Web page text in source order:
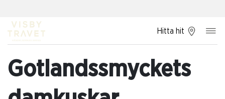
Hitta hit
Gotlandssmyckets